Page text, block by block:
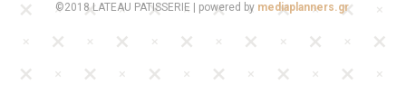
©2018 LATEAU PATISSERIE | powered by mediaplanners.gr